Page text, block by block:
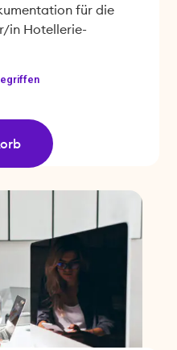
für die
in Hotellerie-